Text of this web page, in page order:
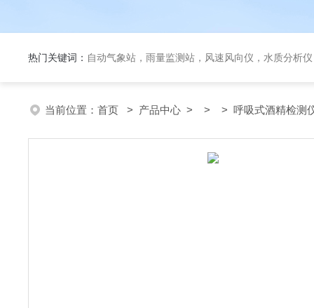
热门关键词： 自动气象站，雨量监测站，风速风向仪，水质分析
当前位置： 首页 > 产品中心 > > > 呼吸式酒精检测